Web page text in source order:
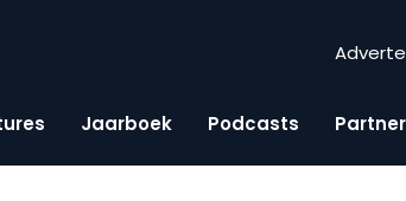
Jaarboek Podcasts